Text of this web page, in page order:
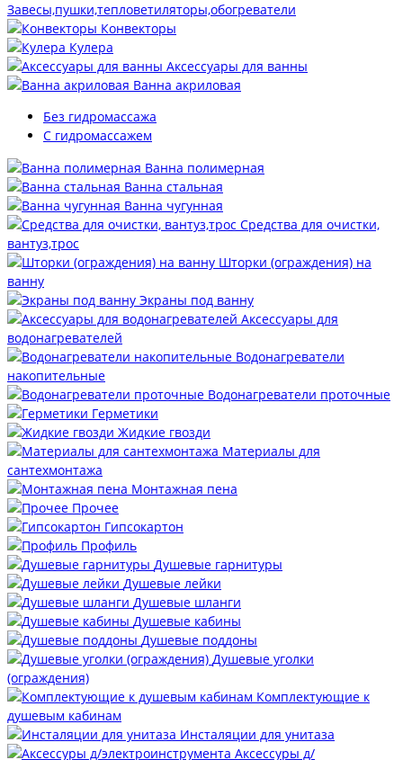
Завесы,пушки,тепловетиляторы,обогреватели
Конвекторы
Кулера
Аксессуары для ванны
Ванна акриловая
Без гидромассажа
С гидромассажем
Ванна полимерная
Ванна стальная
Ванна чугунная
Средства для очистки,
вантуз,трос
Шторки (ограждения) на
ванну
Экраны под ванну
Аксессуары для
водонагревателей
Водонагреватели
накопительные
Водонагреватели проточные
Герметики
Жидкие гвозди
Материалы для
сантехмонтажа
Монтажная пена
Прочее
Гипсокартон
Профиль
Душевые гарнитуры
Душевые лейки
Душевые шланги
Душевые кабины
Душевые поддоны
Душевые уголки
(ограждения)
Комплектующие к
душевым кабинам
Инсталяции для унитаза
Аксессуры д/